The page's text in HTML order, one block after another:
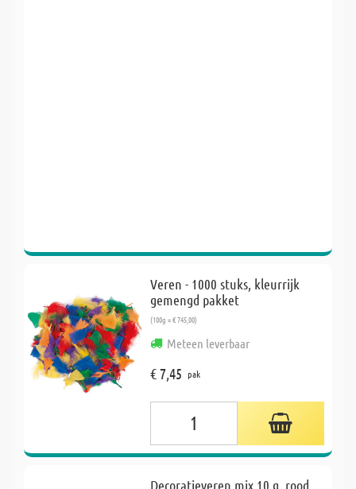
Veren - 1000 stuks, kleurrijk
gemengd pakket
(100g = € 745,00)
Meteen leverbaar
€ 7,45 pak
Decoratieveren mix 10 g, rood